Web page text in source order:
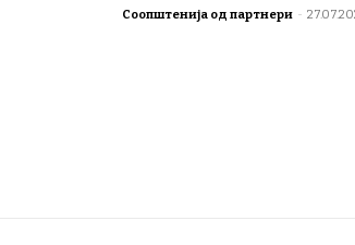
Соопштенија од партнери -